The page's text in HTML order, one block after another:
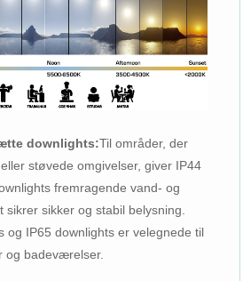
downlights:Til områder, der
støvede omgivelser, giver IP44
fremragende vand- og
sikrer sikker og stabil belysning.
og IP65 downlights er velegnede til
og badeværelser.